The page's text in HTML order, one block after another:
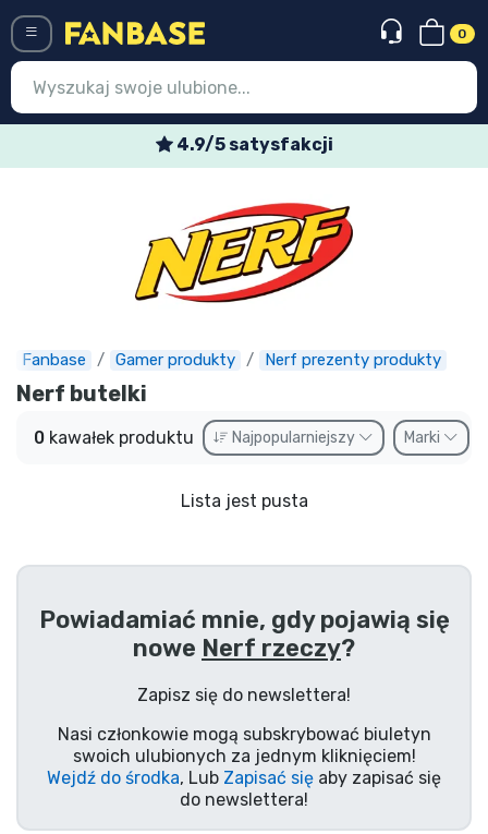
0
4.9/5 satysfakcji
Fanbase Gamer produkty Nerf prezenty produkty
Nerf butelki
0 kawałek produktu Najpopularniejszy Marki
Lista jest pusta
Powiadamiać mnie, gdy pojawią się
nowe Nerf rzeczy?
Zapisz się do newslettera!
Nasi członkowie mogą subskrybować biuletyn
swoich ulubionych za jednym kliknięciem!
Wejdź do środka, Lub Zapisać się aby zapisać się
do newslettera!
Najnowsze rzeczy
Oferty specjalne
Doręczenie ekspresowe
Przedsprzedaż
Outlet produkty
Wysyłka i płatność
Rzeczy seryjne
Rzeczy filmowe
Wspaniałe rzeczy
Rzeczy z anime
Rzeczy dla graczy